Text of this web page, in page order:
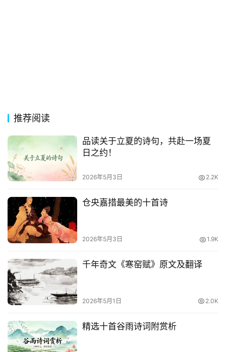
推荐阅读
品读关于立夏的诗句，共赴一场夏
日之约！
2026年5月3日 2.2K
仓央嘉措最美的十首诗
2026年5月3日 1.9K
千年奇文《寒窑赋》原文及翻译
2026年5月1日 2.0K
精选十首谷雨诗词附赏析